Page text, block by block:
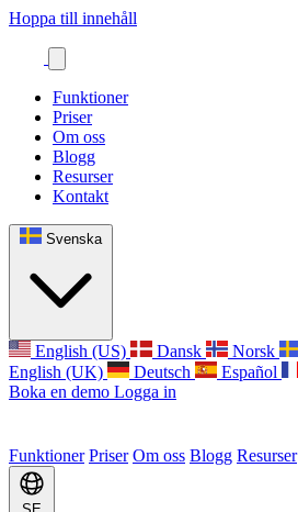
Hoppa till innehåll
Funktioner
Priser
Om oss
Blogg
Resurser
Kontakt
Svenska
English (US) Dansk Norsk
English (UK)
Deutsch Español
Boka en demo Logga in
Funktioner Priser Om oss Blogg Resurser